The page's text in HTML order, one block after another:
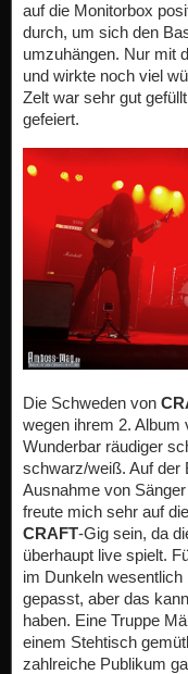
auf die Monitorbox
durch, um sich den
umzuhängen. Nur mit
und wirkte noch viel
Zelt war sehr gut
gefeiert.
Die Schweden von
wegen ihrem 2. Album
Wunderbar räudiger
schwarz/weiß. Auf der
Ausnahme von
freute mich sehr auf
CRAFT-Gig sein, da
überhaupt live spielt.
im Dunkeln
gepasst, aber das
haben. Eine Truppe
einem Stehtisch
zahlreiche Publikum